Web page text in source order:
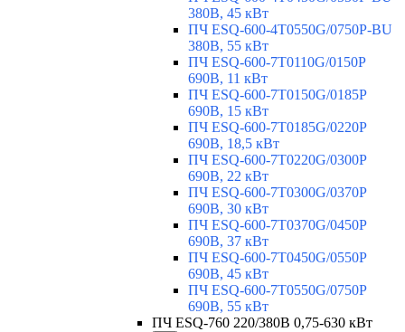
380В, 45 кВт
ПЧ ESQ-600-4T0550G/0750P-BU
380В, 55 кВт
ПЧ ESQ-600-7T0110G/0150P
690В, 11 кВт
ПЧ ESQ-600-7T0150G/0185P
690В, 15 кВт
ПЧ ESQ-600-7T0185G/0220P
690В, 18,5 кВт
ПЧ ESQ-600-7T0220G/0300P
690В, 22 кВт
ПЧ ESQ-600-7T0300G/0370P
690В, 30 кВт
ПЧ ESQ-600-7T0370G/0450P
690В, 37 кВт
ПЧ ESQ-600-7T0450G/0550P
690В, 45 кВт
ПЧ ESQ-600-7T0550G/0750P
690В, 55 кВт
ПЧ ESQ-760 220/380В 0,75-630 кВт